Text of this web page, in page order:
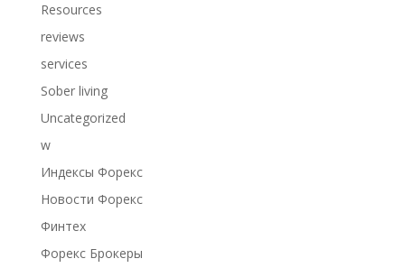
Resources
reviews
services
Sober living
Uncategorized
w
Индексы Форекс
Новости Форекс
Финтех
Форекс Брокеры